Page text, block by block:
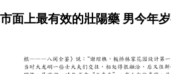
市面上最有效的壯陽藥 男今年